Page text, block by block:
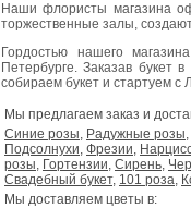
Наши флористы магазина
торжественные залы,
Гордостью нашего
Петербурге. Заказав букет
собираем букет и стартуем с
Мы предлагаем заказ и
Синие розы, Радужные розы,
Подсолнухи, Фрезии,
розы, Гортензии, Сирень,
Свадебный букет, 101 роза,
Мы доставляем цветы в: